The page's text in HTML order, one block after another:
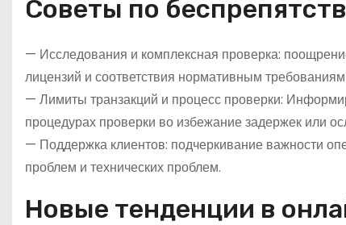
Советы по
— Исследования и комплексная проверка:
лицензий и соответствия нормативным
— Лимиты транзакций и процесс проверки:
процедурах проверки во избежание задержек или
— Поддержка клиентов: подчеркивание важности
проблем и технических проблем.
Новые тенденции в